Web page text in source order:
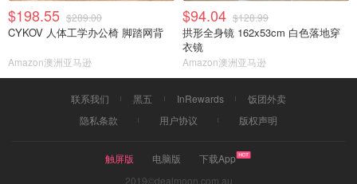
$198.55 $289.00
CYKOV 人体工学办公椅 脚踏网背
Amazon澳洲亚马逊
$94.04 $128.99
拱形全身镜 162x53cm 白色落地穿
衣镜
Amazon澳洲亚马逊
联系我们 黑五 InRewards
饭团外卖
隐私条款
用户协议 版权声明
触屏版 电脑版
下载App
2019©dealmoon.com.au